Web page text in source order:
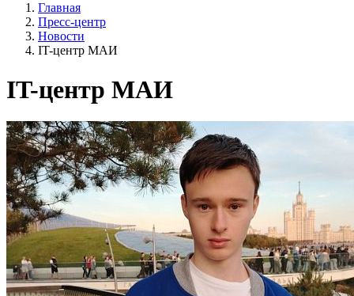
Главная
Пресс-центр
Новости
IT-центр МАИ
IT-центр МАИ